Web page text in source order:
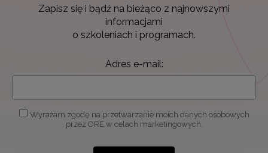
Zapisz się i bądź na bieżąco z najnowszymi
informacjami
o szkoleniach i programach.
Adres e-mail:
Wyrażam zgodę na przetwarzanie moich danych osobowych
przez ORE w celach marketingowych.